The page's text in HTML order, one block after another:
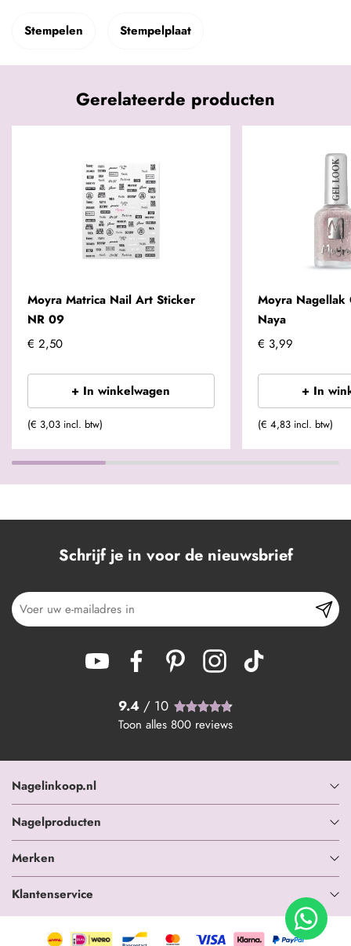
+ + In winkelwagen
Stempelen Stempelplaat
Gerelateerde producten
Moyra Matrica Nail Art Sticker
NR 09
€ 2,50
+ In winkelwagen
(€ 3,03 incl. btw)
Moyra Nagellak
Naya
€ 3,99
+ In
(€ 4,83 incl. btw)
Schrijf je in voor de nieuwsbrief
9.4 / 10
Toon alles 800 reviews
Nagelinkoop.nl
Nagelproducten
Merken
Klantenservice